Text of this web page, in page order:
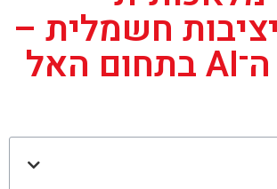
חשמלית –
מהפכת ה־AI בתחום האל